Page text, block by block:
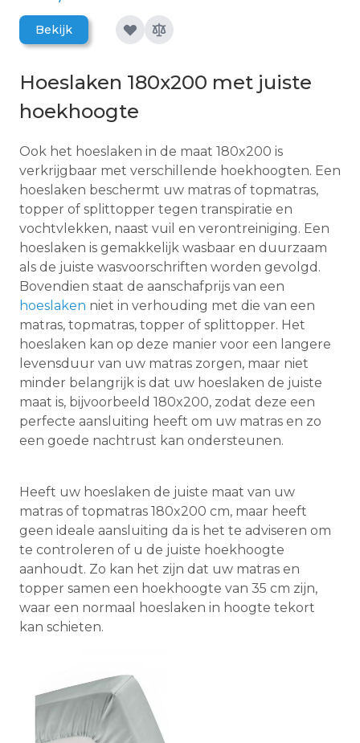
Bekijk
Hoeslaken 180x200 met juiste
hoekhoogte
Ook het hoeslaken in de maat 180x200 is
verkrijgbaar met verschillende hoekhoogten. Een
hoeslaken beschermt uw matras of topmatras,
topper of splittopper tegen transpiratie en
vochtvlekken, naast vuil en verontreiniging. Een
hoeslaken is gemakkelijk wasbaar en duurzaam
als de juiste wasvoorschriften worden gevolgd.
Bovendien staat de aanschafprijs van een
hoeslaken niet in verhouding met die van een
matras, topmatras, topper of splittopper. Het
hoeslaken kan op deze manier voor een langere
levensduur van uw matras zorgen, maar niet
minder belangrijk is dat uw hoeslaken de juiste
maat is, bijvoorbeeld 180x200, zodat deze een
perfecte aansluiting heeft om uw matras en zo
een goede nachtrust kan ondersteunen.
Heeft uw hoeslaken de juiste maat van uw
matras of topmatras 180x200 cm, maar heeft
geen ideale aansluiting da is het te adviseren om
te controleren of u de juiste hoekhoogte
aanhoudt. Zo kan het zijn dat uw matras en
topper samen een hoekhoogte van 35 cm zijn,
waar een normaal hoeslaken in hoogte tekort
kan schieten.